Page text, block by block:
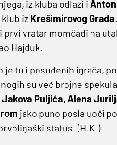
iz kluba odlazi i
iz Krešimirovog Grada
prvi vratar momčadi na
Hajduk.
je tu i posuđenih igrača,
su već brojne
Jakova Puljića, Alena
jako puno posla uoči
status. (H.K.)